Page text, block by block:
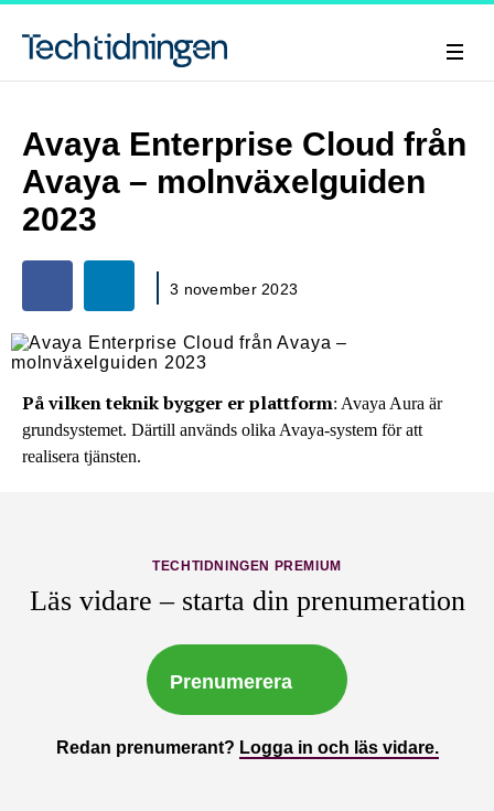
Avaya Enterprise Cloud från
Avaya – molnväxelguiden
2023
3 november 2023
På vilken teknik bygger er plattform: Avaya Aura är
grundsystemet. Därtill används olika Avaya-system för att
realisera tjänsten.
TECHTIDNINGEN PREMIUM
Läs vidare – starta din prenumeration
Prenumerera
Redan prenumerant? Logga in och läs vidare.